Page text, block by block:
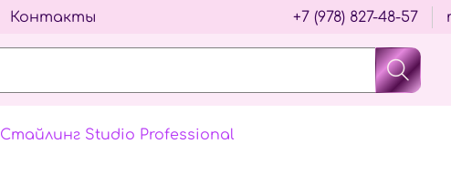
Контакты +7 (978) 827-48-57
Стайлинг Studio Professional